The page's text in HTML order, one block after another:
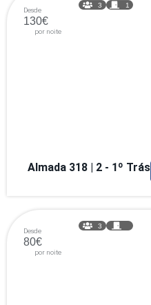
Desde
130€
por noite
3 1
Almada 318 | 2 - 1º Trás
Desde
80€
por noite
3